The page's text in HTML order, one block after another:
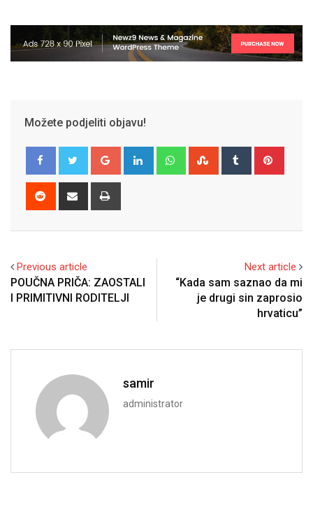
Možete podjeliti objavu!
Google+ LinkedIn WhatsappStumbleUpon
Tumblr
Reddit
Share
Previous article
POUČNA PRIČA: ZAOSTALI
I PRIMITIVNI RODITELJI
Next article
“Kada sam saznao da mi
je drugi sin zaprosio
hrvaticu”
samir
administrator